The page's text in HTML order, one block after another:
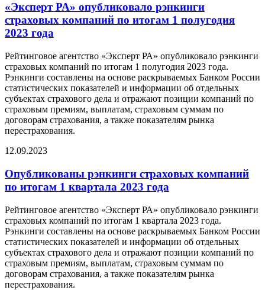
«Эксперт РА» опубликовало рэнкинги
страховых компаний по итогам 1 полугодия
2023 года
Рейтинговое агентство «Эксперт РА» опубликовало рэнкинги
страховых компаний по итогам 1 полугодия 2023 года.
Рэнкинги составлены на основе раскрываемых Банком России
статистических показателей и информации об отдельных
субъектах страхового дела и отражают позиции компаний по
страховым премиям, выплатам, страховым суммам по
договорам страхования, а также показателям рынка
перестрахования.
12.09.2023
Опубликованы рэнкинги страховых компаний
по итогам 1 квартала 2023 года
Рейтинговое агентство «Эксперт РА» опубликовало рэнкинги
страховых компаний по итогам 1 квартала 2023 года.
Рэнкинги составлены на основе раскрываемых Банком России
статистических показателей и информации об отдельных
субъектах страхового дела и отражают позиции компаний по
страховым премиям, выплатам, страховым суммам по
договорам страхования, а также показателям рынка
перестрахования.